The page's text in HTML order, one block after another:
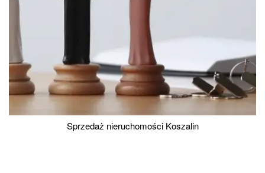
Sprzedaż nieruchomości Koszalin